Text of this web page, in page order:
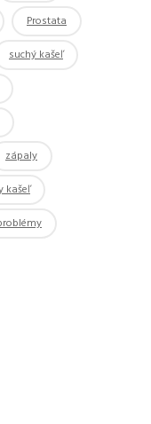
Prostata
suchý kašeľ
zápaly
kašeľ